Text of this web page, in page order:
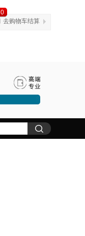
0
去购物车结算